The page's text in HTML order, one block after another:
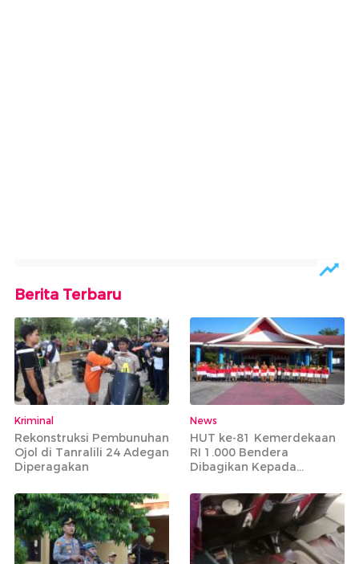
Berita Terbaru
Kriminal
Rekonstruksi Pembunuhan
Ojol di Tanralili 24 Adegan
Diperagakan
News
HUT ke-81 Kemerdekaan
RI 1.000 Bendera
Dibagikan Kepada